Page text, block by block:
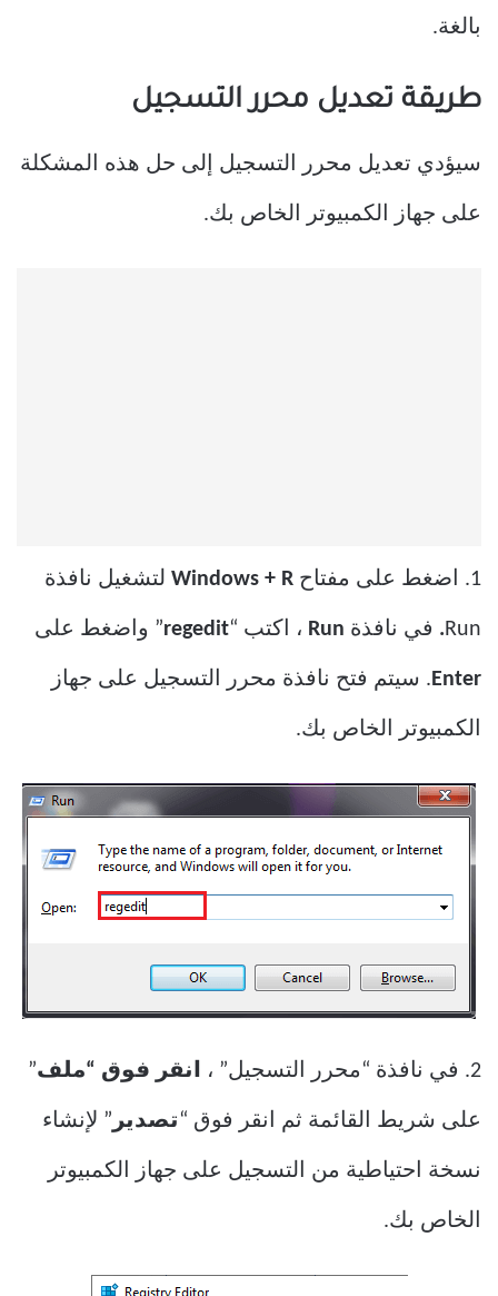
بالغة.
طريقة تعديل محرر التسجيل
سيؤدي تعديل محرر التسجيل إلى حل هذه المشكلة
على جهاز الكمبيوتر الخاص بك.
1. اضغط على مفتاح لتشغيل نافذة
Run
. في نافذة Run ، اكتب “regedit” واضغط على
Enter. سيتم فتح نافذة محرر التسجيل على جهاز
الكمبيوتر الخاص بك.
2. في نافذة “محرر التسجيل” ، انقر فوق “ملف”
على شريط القائمة ثم انقر فوق “ تصدير ” لإنشاء
نسخة احتياطية من التسجيل على جهاز الكمبيوتر
الخاص بك.